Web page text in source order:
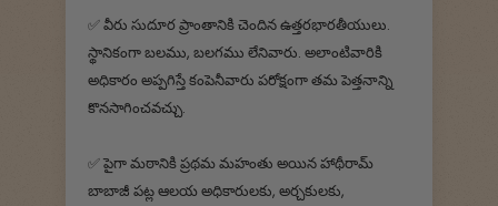
✅ వీరు సుదూర ప్రాంతానికి చెందిన ఉత్తరభారతీయులు.
స్థానికంగా బలము, బలగము లేనివారు. అలాంటివారికి
అధికారం అప్పగిస్తే కంపెనీవారు పరోక్షంగా తమ పెత్తనాన్ని
కొనసాగించవచ్చు.
✅ పైగా మఠానికి ప్రథమ మహంతు అయిన హాథీరామ్
బాబాజీ పట్ల ఆలయ అధికారులకు, అర్చకులకు,